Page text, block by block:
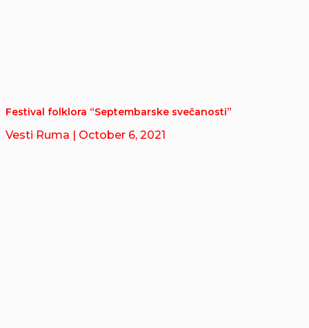
Festival folklora “Septembarske svečanosti”
Vesti Ruma | October 6, 2021